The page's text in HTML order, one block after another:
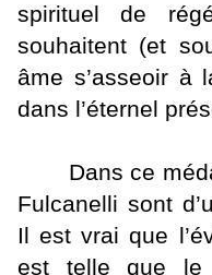
spirituel de
souhaitent (et
âme s’asseoir à
dans l’éternel
Dans ce
Fulcanelli sont
Il est vrai que
est telle que le